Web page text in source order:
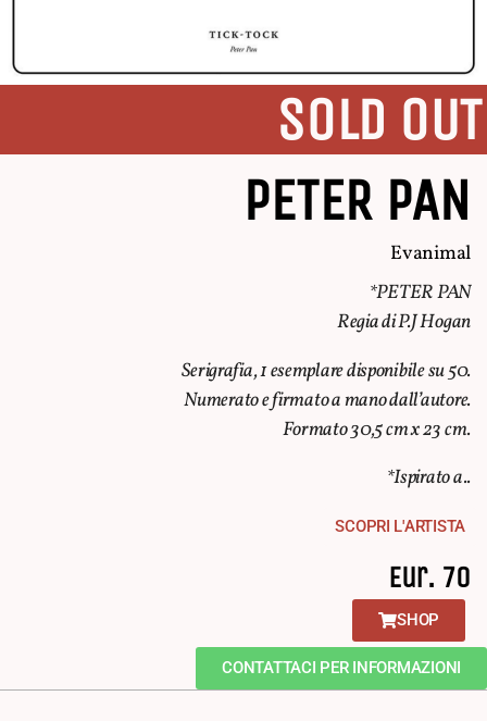
SOLD OUT
PETER PAN
Evanimal
*PETER PAN
Regia di P.J Hogan
Serigrafia, 1 esemplare disponibile su 50.
Numerato e firmato a mano dall’autore.
Formato 30,5 cm x 23 cm.
*Ispirato a..
SCOPRI L'ARTISTA
Eur. 70
SHOP
CONTATTACI PER INFORMAZIONI